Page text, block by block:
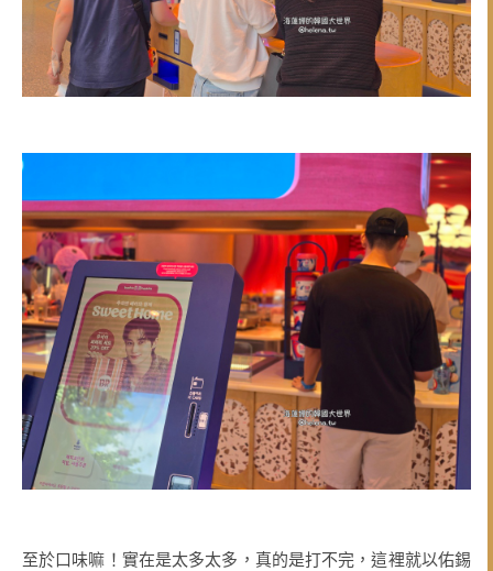
至於口味嘛！實在是太多太多，真的是打不完，這裡就以佑錫